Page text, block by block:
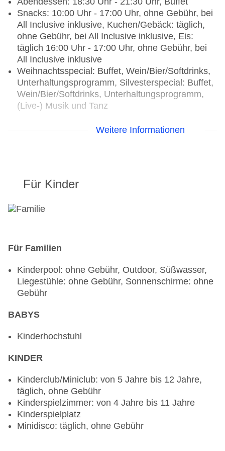
Snacks: 10:00 Uhr - 17:00 Uhr, ohne Gebühr, bei
All Inclusive inklusive, Kuchen/Gebäck: täglich,
ohne Gebühr, bei All Inclusive inklusive, Eis:
täglich 16:00 Uhr - 17:00 Uhr, ohne Gebühr, bei
All Inclusive inklusive
Weihnachtsspecial: Buffet, Wein/Bier/Softdrinks,
Unterhaltungsprogramm, Silvesterspecial: Buffet,
Wein/Bier/Softdrinks, Unterhaltungsprogramm,
(Live-) Musik und Tanz
notwendig, ohne Gebühr, bei All Inclusive
10:00 Uhr, 12:30 Uhr - 14:30 Uhr und 18:30 Uhr -
Kleidung erwünscht
Küche: mexikanisch, à la carte, Anfrage &
Reservierung notwendig, ohne Gebühr, mehrmals
pro Woche 18:30 Uhr - 20:30 Uhr, klimatisierbar,
erwünscht
Restaurant“: Küche: mediterran, à la carte,
ohne Gebühr, mehrmals pro Woche 18:30 Uhr -
erwünscht
Spezialitätenrestaurant „Barroco Churrascaria
Restaurant“: Küche: Grillgerichte, à la carte,
Anfrage & Reservierung notwendig, gegen
Gebühr, mehrmals pro Woche 18:30 Uhr - 20:00
Weitere Informationen
Für Kinder
Für Familien
Kinderpool: ohne Gebühr, Outdoor, Süßwasser,
Liegestühle: ohne Gebühr, Sonnenschirme: ohne
Gebühr
BABYS
Kinderhochstuhl
KINDER
Kinderclub/Miniclub: von 5 Jahre bis 12 Jahre,
täglich, ohne Gebühr
Kinderspielzimmer: von 4 Jahre bis 11 Jahre
Kinderspielplatz
Minidisco: täglich, ohne Gebühr